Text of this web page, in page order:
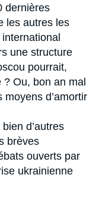
dernières
les autres les
une structure
pourrait,
Ou, bon an mal
d’amortir
d’autres
brèves
ouverts par
ukrainienne